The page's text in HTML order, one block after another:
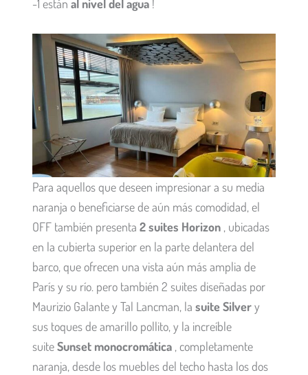
-1 estánal nivel del agua !
Para aquellos que deseen impresionar a su media
naranja o beneficiarse de aún más comodidad, el
OFF también presenta2 suites Horizon , ubicadas
en la cubierta superior en la parte delantera del
barco, que ofrecen una vista aún más amplia de
París y su río. pero también 2 suites diseñadas por
Maurizio Galante y Tal Lancman, lasuite Silvery
sus toques de amarillo pollito, y la increíble
suiteSunset monocromática , completamente
naranja, desde los muebles del techo hasta los dos